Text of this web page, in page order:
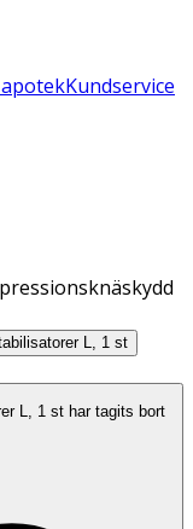
Kundservice
L, 1 st har tagits bort